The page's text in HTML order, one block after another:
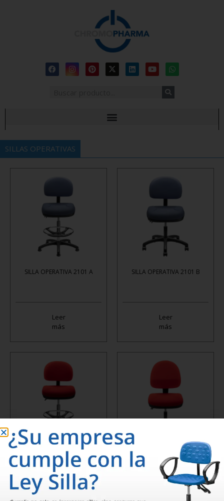
SILLAS OPERATIVAS
SILLA OPERATIVA 2101 A
Leer
más
SILLA OPERATIVA 2101 B
Leer
más
SILLA OPERATIVA 2110 A SILLA OPERATIVA 2110 B